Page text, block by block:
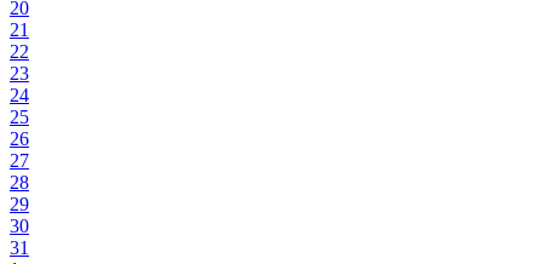
20
21
22
23
24
25
26
27
28
29
30
31